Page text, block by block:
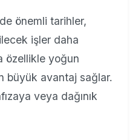
önemli tarihler,
işler daha
özellikle yoğun
büyük avantaj sağlar.
veya dağınık